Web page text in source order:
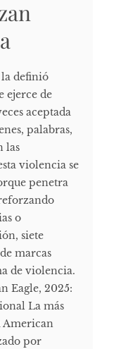
definió
ejerce de
aceptada
palabras,
las
violencia se
penetra
o
siete
marcas
de violencia.
Eagle, 2025:
La más
American
por